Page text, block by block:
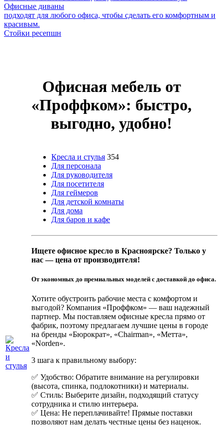
Офисные диваны
подходят для любого офиса, чтобы сделать его комфортным и
красивым.
Стойки ресепшн
Офисная мебель от
«Проффком»: быстро,
выгодно, удобно!
Кресла и стулья 354
Для персонала
Для руководителя
Для посетителя
Для геймеров
Для детской комнаты
Для дома
Для баров и кафе
Ищете офисное кресло в Красноярске? Только у
нас — цена от производителя!
От экономных до премиальных моделей с доставкой до офиса.
Хотите обустроить рабочие места с комфортом и
выгодой? Компания «Проффком» — ваш надежный
партнер. Мы поставляем офисные кресла прямо от
фабрик, поэтому предлагаем лучшие цены в городе
на бренды «Бюрократ», «Сhairman», «Метта»,
«Norden».
3 шага к правильному выбору:
✅ Удобство: Обратите внимание на регулировки
(высота, спинка, подлокотники) и материалы.
✅ Стиль: Выберите дизайн, подходящий статусу
сотрудника и стилю интерьера.
✅ Цена: Не переплачивайте! Прямые поставки
позволяют нам делать честные цены без наценок.